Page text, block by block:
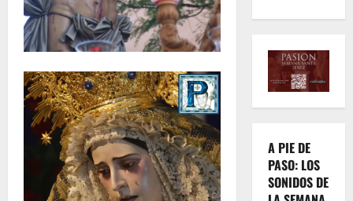
A PIE DE
PASO: LOS
SONIDOS DE